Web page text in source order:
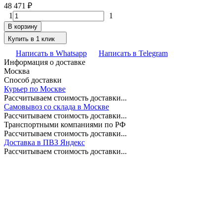
48 471 ₽
1
1
В корзину
Купить в 1 клик
Написать в Whatsapp
Написать в Telegram
Информация о доставке
Москва
Способ доставки
Курьер по Москве
Рассчитываем стоимость доставки...
Самовывоз со склада в Москве
Рассчитываем стоимость доставки...
Транспортными компаниями по РФ
Рассчитываем стоимость доставки...
Доставка в ПВЗ Яндекс
Рассчитываем стоимость доставки...